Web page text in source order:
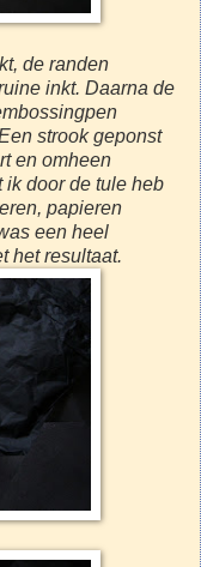
de randen
inkt. Daarna de
strook geponst
en omheen
door de tule heb
papieren
een heel
het resultaat.